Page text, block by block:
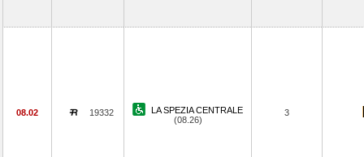
08.02 19332
LA SPEZIA CENTRALE
(08.26)
3